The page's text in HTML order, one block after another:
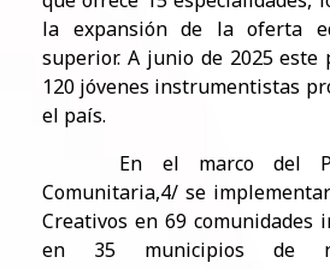
la expansión de la oferta
superior. A junio de 2025 este
120 jóvenes instrumentistas
el país.
En el marco del
Comunitaria,4/ se
Creativos en 69 comunidades
en 35 municipios de